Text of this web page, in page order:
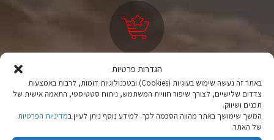
הגדרות פרטיות
באתר זה נעשה שימוש בעוגיות (Cookies) ובטכנולוגיות דומות, לרבות באמצעות
צדדים שלישיים, לצורך שיפור חוויית המשתמש, ניתוח סטטיסטי, התאמה אישית של
תכנים ושיווק.
המשך שימושך באתר מהווה הסכמה לכך. למידע נוסף ניתן לעיין במדיניות הפרטיות
של האתר.
ציוד טיולים
מהיבואן לצרכן
יבוא ישיר לצד מותגים מובילים במחירים ללא תחרות.